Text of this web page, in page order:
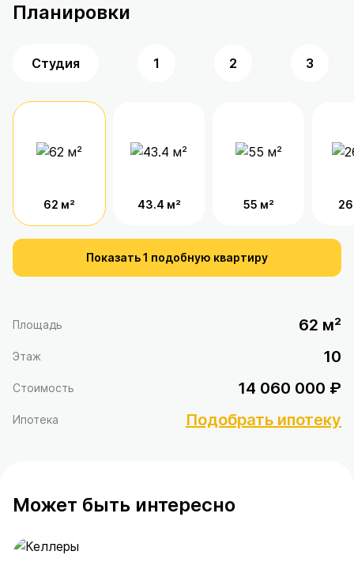
Планировки
Студия 1 2 3
62 м² 43.4 м² 55 м²
Показать 1 подобную квартиру
Площадь 62 м²
Этаж 10
Стоимость 14 060 000 ₽
Ипотека Подобрать ипотеку
Может быть интересно